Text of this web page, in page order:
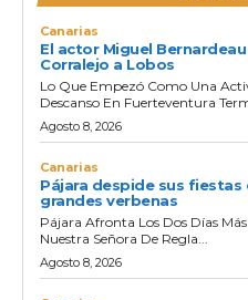
Canarias
El actor Miguel
Corralejo a Lobos
Lo Que Empezó Como Una
Descanso En Fuerteventura
Agosto 8, 2026
Canarias
Pájara despide sus fiestas
grandes verbenas
Pájara Afronta Los Dos Días
Nuestra Señora De Regla...
Agosto 8, 2026